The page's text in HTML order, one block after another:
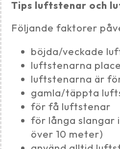
Tips luftstenar och
Följande faktorer
böjda/veckade
luftstenarna
luftstenarna är
gamla/täppta
för få luftstenar
för långa slangar
över 10 meter)